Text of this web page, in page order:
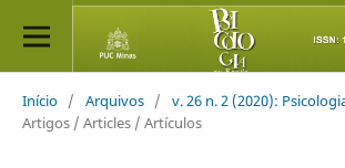
Início / Arquivos / v. 26 n. 2 (2020):
Artigos / Articles / Artículos